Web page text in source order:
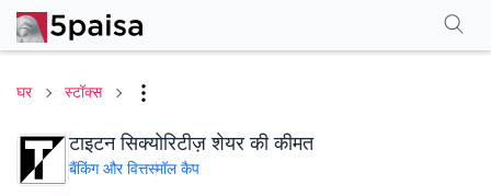
घर स्टॉक्स
टाइटन सिक्योरिटीज़ शेयर की कीमत
बैंकिंग और वित्तस्मॉल कैप
परफॉर्मेंसफाइनेंशियल्स सामान्य प्रश्न